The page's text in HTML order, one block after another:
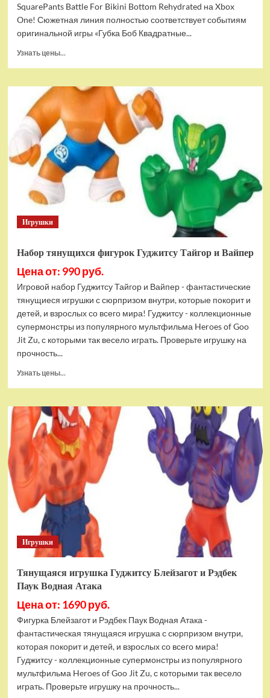
SquarePants Battle For Bikini Bottom Rehydrated на Xbox
One! Сюжетная линия полностью соответствует событиям
оригинальной игры «Губка Боб Квадратные...
Узнать цены...
Игра
Sponge
Bob
SquarePants
Battle
For
Bikini
Bottom
Rehydrated
(XBOX
Игрушки
Набор тянущихся фигурок Гуджитсу Тайгор и Вайпер
Цена от: 990 руб.
Игровой набор Гуджитсу Тайгор и Вайпер - фантастические
тянущиеся игрушки с сюрпризом внутри, которые покорит и
детей, и взрослых со всего мира! Гуджитсу - коллекционные
супермонстры из популярного мультфильма Heroes of Goo
Jit Zu, с которыми так весело играть. Проверьте игрушку на
прочность...
Узнать цены...
Набор
тянущихся
фигурок
Гуджитсу
Тайгор
и
Вайпер
Игрушки
Тянущаяся игрушка Гуджитсу Блейзагот и Рэдбек
Паук Водная Атака
Цена от: 1690 руб.
Фигурка Блейзагот и Рэдбек Паук Водная Атака -
фантастическая тянущаяся игрушка с сюрпризом внутри,
которая покорит и детей, и взрослых со всего мира!
Гуджитсу - коллекционные супермонстры из популярного
мультфильма Heroes of Goo Jit Zu, с которыми так весело
играть. Проверьте игрушку на прочность...